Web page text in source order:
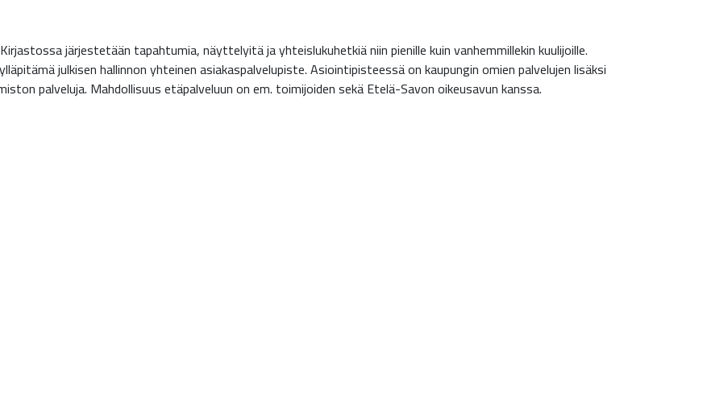
järjestetään tapahtumia, näyttelyitä ja yhteislukuhetkiä niin pienille kuin vanhemmillekin kuulijoille.
julkisen hallinnon yhteinen asiakaspalvelupiste. Asiointipisteessä on kaupungin omien palvelujen lisäksi
palveluja. Mahdollisuus etäpalveluun on em. toimijoiden sekä Etelä-Savon oikeusavun kanssa.